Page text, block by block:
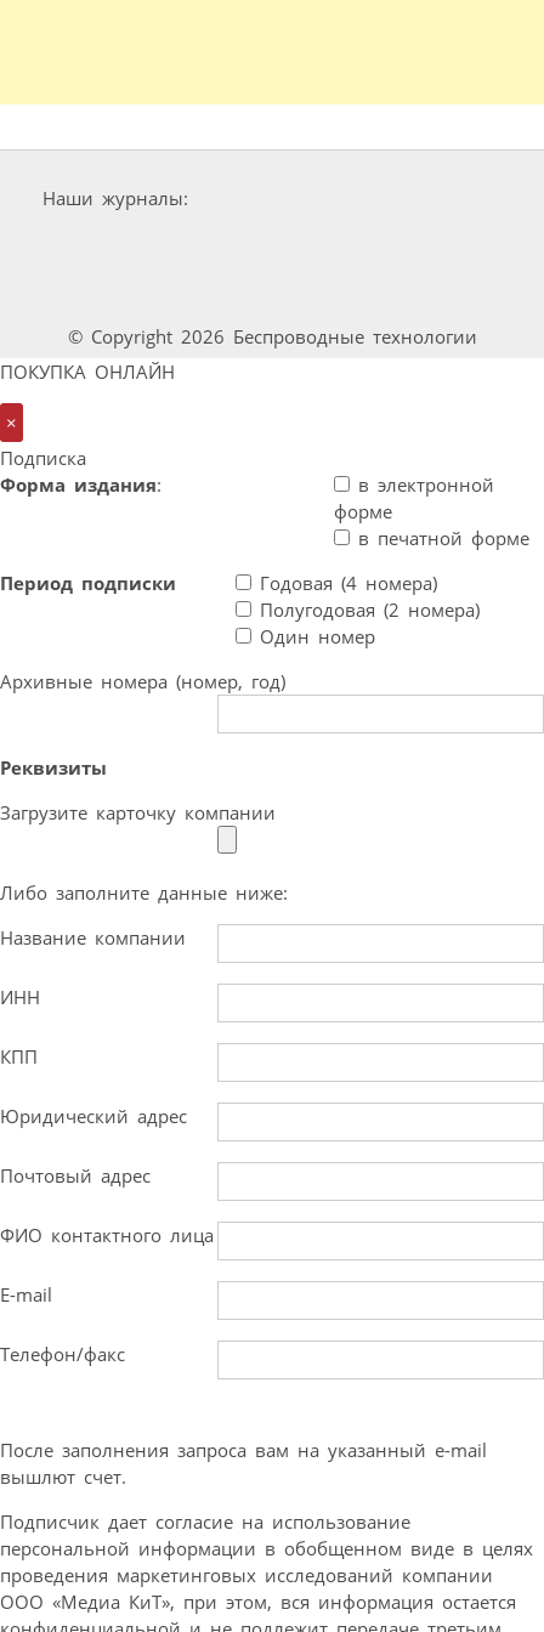
Наши журналы:
© Copyright 2026 Беспроводные технологии
ПОКУПКА ОНЛАЙН
×
Подписка
Форма издания:
в электронной
форме
в печатной форме
Период подписки
Годовая (4 номера)
Полугодовая (2 номера)
Один номер
Архивные номера (номер, год)
Реквизиты
Загрузите карточку компании
Либо заполните данные ниже:
Название компании
ИНН
КПП
Юридический адрес
Почтовый адрес
ФИО контактного лица
E-mail
Телефон/факс
После заполнения запроса вам на указанный e-mail
вышлют счет.
Подписчик дает согласие на использование
персональной информации в обобщенном виде в целях
проведения маркетинговых исследований компании
ООО «Медиа КиТ», при этом, вся информация остается